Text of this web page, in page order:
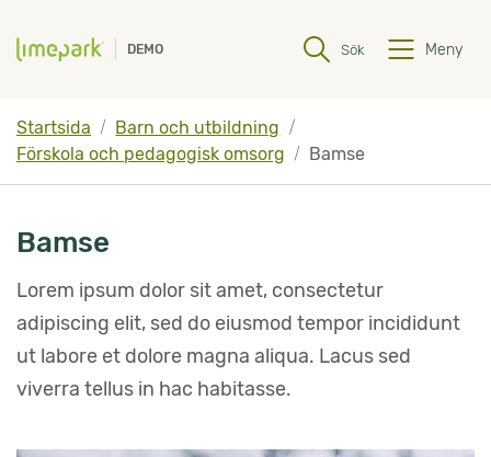
DEMO Sök Meny
Startsida
Barn och utbildning
Förskola och pedagogisk omsorg
Bamse
Bamse
Lorem ipsum dolor sit amet, consectetur
adipiscing elit, sed do eiusmod tempor incididunt
ut labore et dolore magna aliqua. Lacus sed
viverra tellus in hac habitasse.